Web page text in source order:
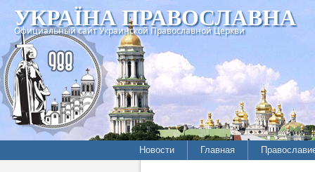
УКРАЇНА ПРАВОСЛАВНА
Официальный сайт Украинской Православной Церкви
Новости Главная